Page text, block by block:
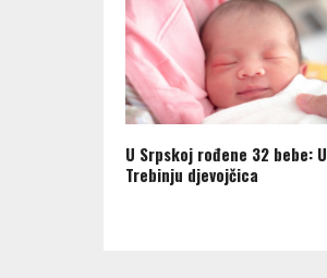
U Srpskoj rođene 32 bebe: U
Trebinju djevojčica